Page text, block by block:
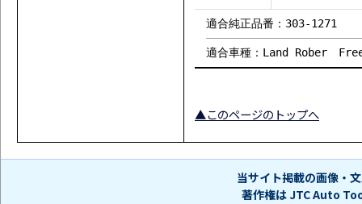
適合純正品番：303-1271
適合車種：Land Rober
▲このページのトップへ
当サイト掲載の画像・
著作権は JTC Auto